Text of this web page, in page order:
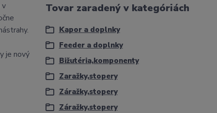
v
je nový
Tovar zaradený v kategóriách
Kapor a doplnky
Feeder a doplnky
Bižutéria,komponenty
Zaražky,stopery
Záražky,stopery
Záražky,stopery